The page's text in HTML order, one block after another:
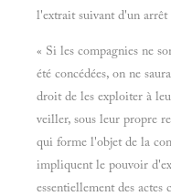
l'extrait suivant d'un arrêt
« Si les compagnies ne
été concédées, on ne
droit de les exploiter à
veiller, sous leur propre
qui forme l'objet de la
impliquent le pouvoir
essentiellement des